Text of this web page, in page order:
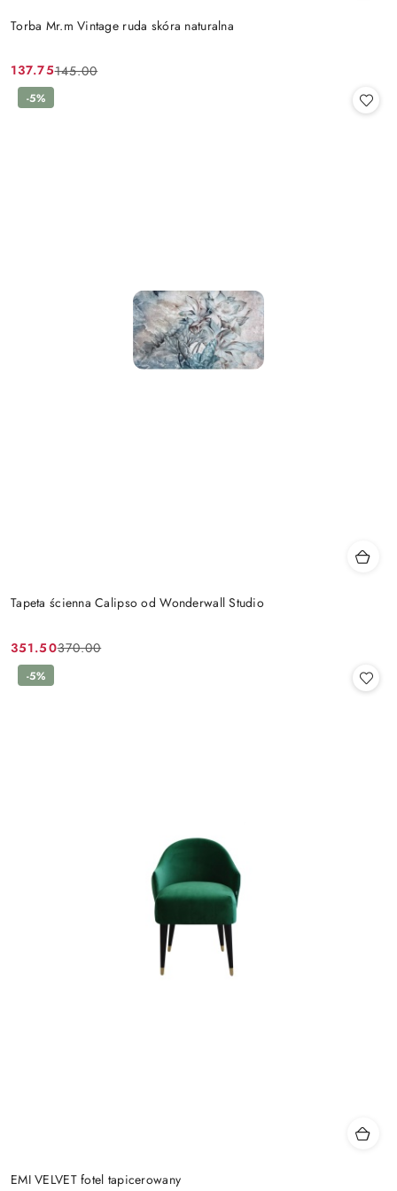
Torba Mr.m Vintage ruda skóra naturalna
Cena
promocyjna:
137.75
Cena
przed
145.00
Tapeta ścienna Calipso od Wonderwall Studio
Cena
promocyjna:
351.50
Cena
przed
370.00
-5%
EMI VELVET fotel tapicerowany
-5%